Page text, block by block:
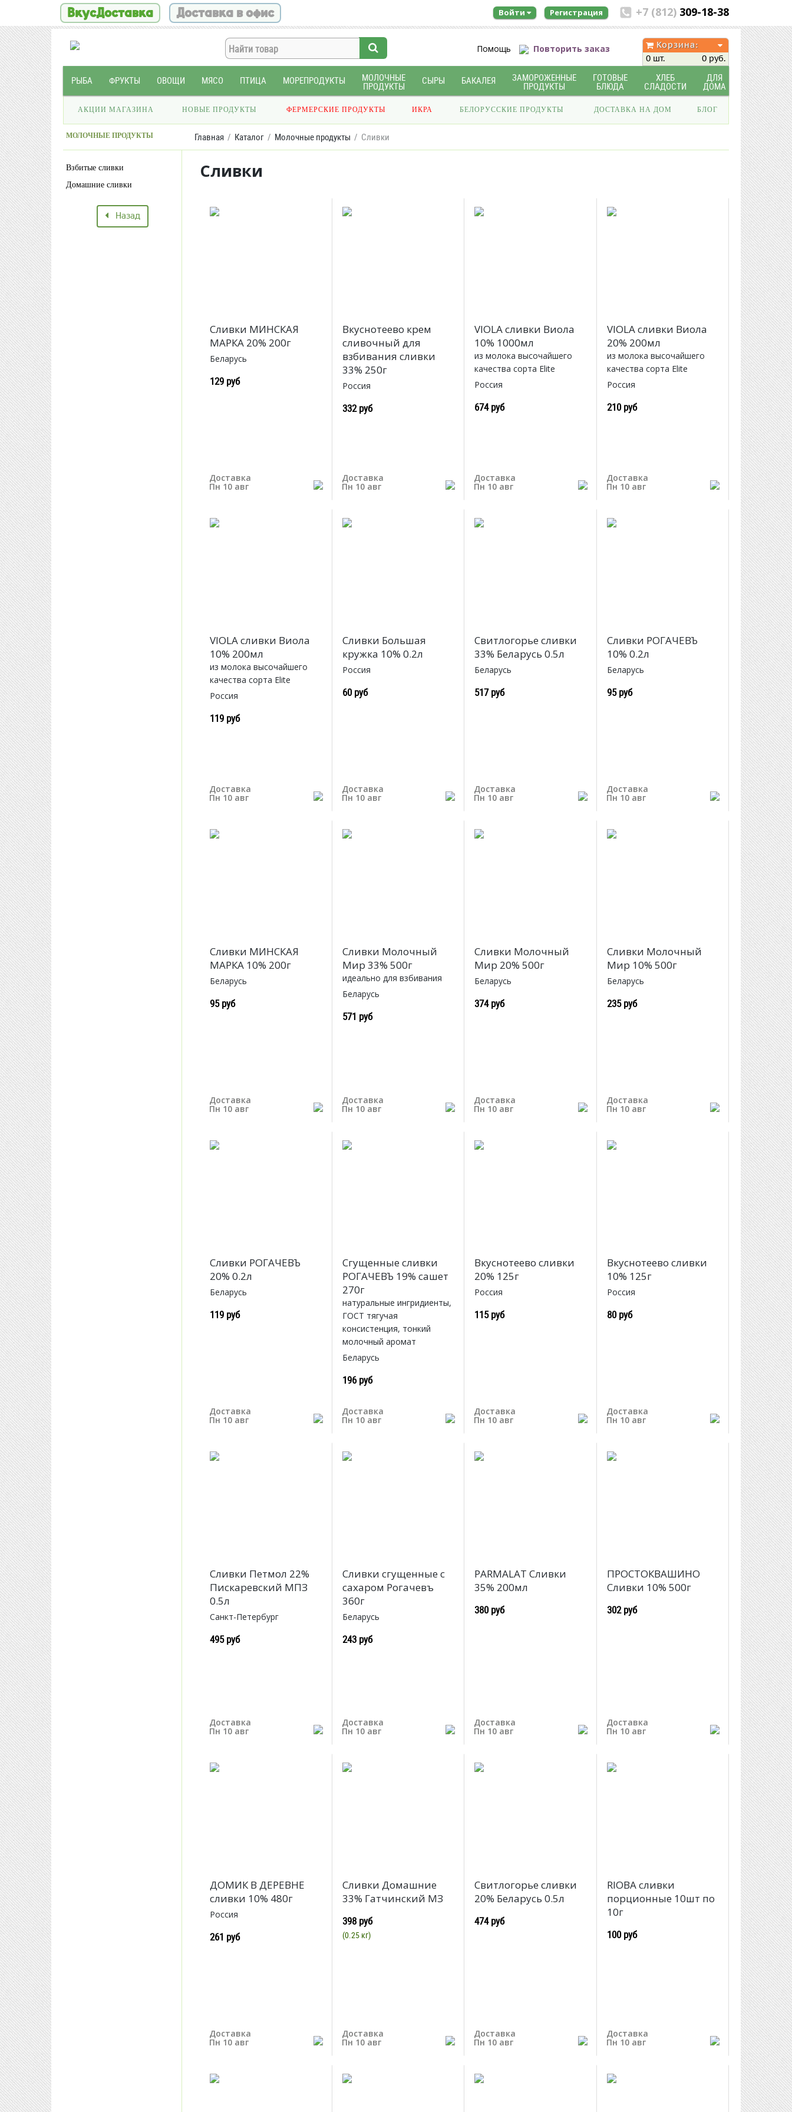
ВкусДоставка Доставка в офис +7 (812) 309-18-38
Войти Регистрация
Помощь Повторить заказ
Корзина:
0 шт.
0 руб.
РЫБА ФРУКТЫ ОВОЩИ МЯСО ПТИЦА МОРЕПРОДУКТЫ МОЛОЧНЫЕ
ПРОДУКТЫ
СЫРЫ БАКАЛЕЯ ЗАМОРОЖЕННЫЕ
ПРОДУКТЫ
ГОТОВЫЕ
БЛЮДА
ХЛЕБ
СЛАДОСТИ
ДЛЯ
ДОМА
АКЦИИ МАГАЗИНА НОВЫЕ ПРОДУКТЫ ФЕРМЕРСКИЕ ПРОДУКТЫ ИКРА БЕЛОРУССКИЕ ПРОДУКТЫ ДОСТАВКА НА ДОМ БЛОГ
МОЛОЧНЫЕ ПРОДУКТЫ Главная Каталог Молочные продукты Сливки
Взбитые сливки
Домашние сливки
Назад
Сливки
Сливки МИНСКАЯ
МАРКА 20% 200г
Беларусь
129 руб
Доставка
Пн 10 авг
Вкуснотеево крем
сливочный для
взбивания сливки
33% 250г
Россия
332 руб
Доставка
Пн 10 авг
VIOLA сливки Виола
10% 1000мл
из молока высочайшего
качества сорта Elite
Россия
674 руб
Доставка
Пн 10 авг
VIOLA сливки Виола
20% 200мл
из молока высочайшего
качества сорта Elite
Россия
210 руб
Доставка
Пн 10 авг
VIOLA сливки Виола
10% 200мл
из молока высочайшего
качества сорта Elite
Россия
119 руб
Доставка
Пн 10 авг
Сливки Большая
кружка 10% 0.2л
Россия
60 руб
Доставка
Пн 10 авг
Свитлогорье сливки
33% Беларусь 0.5л
Беларусь
517 руб
Доставка
Пн 10 авг
Сливки РОГАЧЕВЪ
10% 0.2л
Беларусь
95 руб
Доставка
Пн 10 авг
Сливки МИНСКАЯ
МАРКА 10% 200г
Беларусь
95 руб
Доставка
Пн 10 авг
Сливки Молочный
Мир 33% 500г
идеально для взбивания
Беларусь
571 руб
Доставка
Пн 10 авг
Сливки Молочный
Мир 20% 500г
Беларусь
374 руб
Доставка
Пн 10 авг
Сливки Молочный
Мир 10% 500г
Беларусь
235 руб
Доставка
Пн 10 авг
Сливки РОГАЧЕВЪ
20% 0.2л
Беларусь
119 руб
Доставка
Пн 10 авг
Сгущенные сливки
РОГАЧЕВЪ 19% сашет
270г
натуральные ингридиенты,
ГОСТ тягучая
консистенция, тонкий
молочный аромат
Беларусь
196 руб
Доставка
Пн 10 авг
Вкуснотеево сливки
20% 125г
Россия
115 руб
Доставка
Пн 10 авг
Вкуснотеево сливки
10% 125г
Россия
80 руб
Доставка
Пн 10 авг
Сливки Петмол 22%
Пискаревский МПЗ
0.5л
Санкт-Петербург
495 руб
Доставка
Пн 10 авг
Сливки сгущенные с
сахаром Рогачевъ
360г
Беларусь
243 руб
Доставка
Пн 10 авг
PARMALAT Сливки
35% 200мл
380 руб
Доставка
Пн 10 авг
ПРОСТОКВАШИНО
Сливки 10% 500г
302 руб
Доставка
Пн 10 авг
ДОМИК В ДЕРЕВНЕ
cливки 10% 480г
Россия
261 руб
Доставка
Пн 10 авг
Сливки Домашние
33% Гатчинский МЗ
398 руб
(0.25 кг)
Доставка
Пн 10 авг
Свитлогорье сливки
20% Беларусь 0.5л
474 руб
Доставка
Пн 10 авг
RIOBA cливки
порционные 10шт по
10г
100 руб
Доставка
Пн 10 авг